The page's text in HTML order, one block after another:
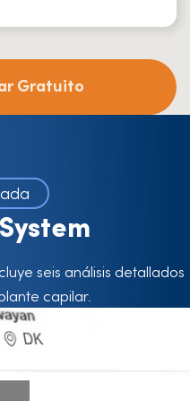
Gratuito
System
seis análisis detallados
capilar.